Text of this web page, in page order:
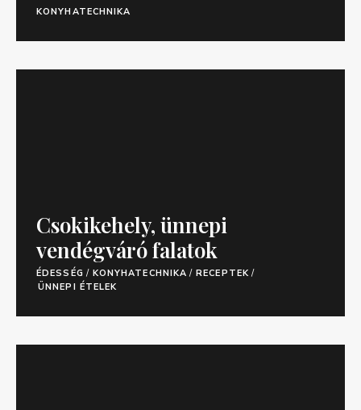
KONYHATECHNIKA
Csokikehely, ünnepi
vendégváró falatok
ÉDESSÉG / KONYHATECHNIKA / RECEPTEK/
ÜNNEPI ÉTELEK